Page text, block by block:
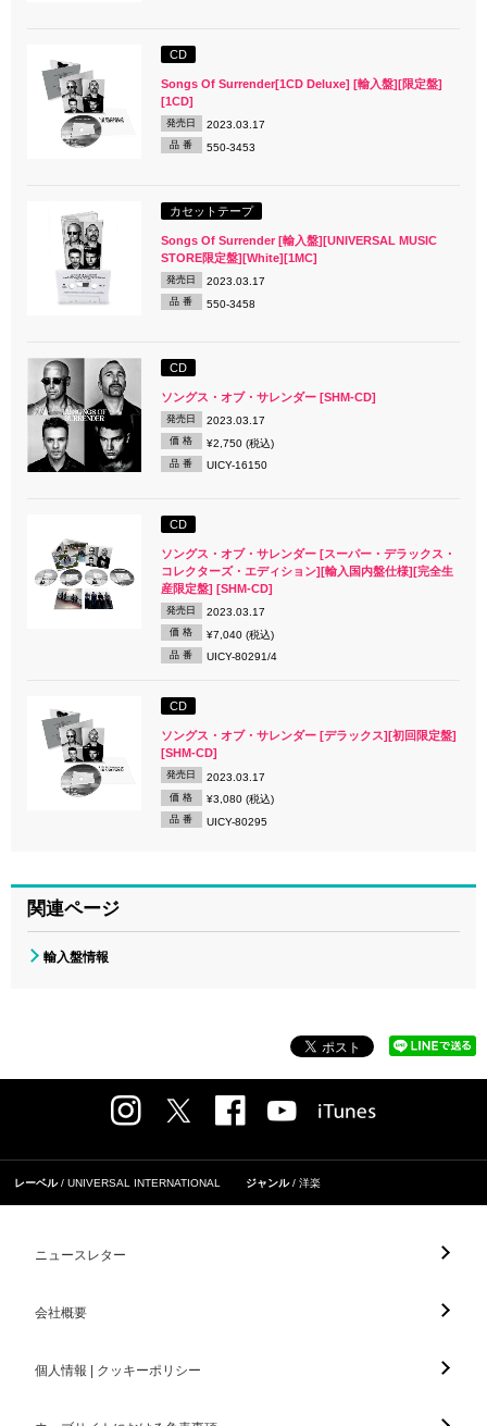
CD
Songs Of Surrender[1CD Deluxe] [輸入盤][限定盤]
[1CD]
発売日 2023.03.17
品 番 550-3453
カセットテープ
Songs Of Surrender [輸入盤][UNIVERSAL MUSIC
STORE限定盤][White][1MC]
発売日 2023.03.17
品 番 550-3458
CD
ソングス・オブ・サレンダー [SHM-CD]
発売日 2023.03.17
価 格 ¥2,750 (税込)
品 番 UICY-16150
CD
ソングス・オブ・サレンダー [スーパー・デラックス・
コレクターズ・エディション][輸入国内盤仕様][完全生
産限定盤] [SHM-CD]
発売日 2023.03.17
価 格 ¥7,040 (税込)
品 番 UICY-80291/4
CD
ソングス・オブ・サレンダー [デラックス][初回限定盤]
[SHM-CD]
発売日 2023.03.17
価 格 ¥3,080 (税込)
品 番 UICY-80295
関連ページ
輸入盤情報
レーベル UNIVERSAL INTERNATIONAL ジャンル 洋楽
ニュースレター
会社概要
個人情報 | クッキーポリシー